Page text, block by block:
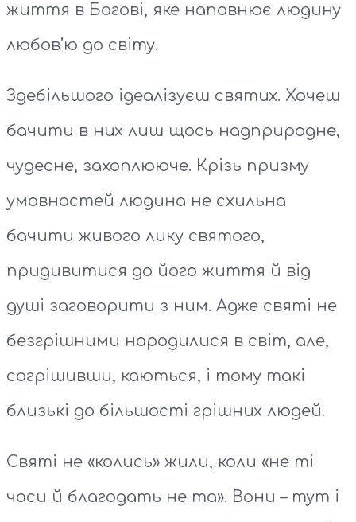
життя в Богові, яке наповнює людину
любов’ю до світу.
Здебільшого ідеалізуєш святих. Хочеш
бачити в них лиш щось надприродне,
чудесне, захоплююче. Крізь призму
умовностей людина не схильна
бачити живого лику святого,
придивитися до його життя й від
душі заговорити з ним. Адже святі не
безгрішними народилися в світ, але,
согрішивши, каються, і тому такі
близькі до більшості грішних людей.
Святі не «колись» жили, коли «не ті
часи й благодать не та». Вони – тут і